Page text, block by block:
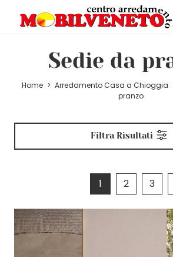
Sedie da
Home > Arredamento Casa a Chioggia
pranzo
Filtra Risultati
1 2 3